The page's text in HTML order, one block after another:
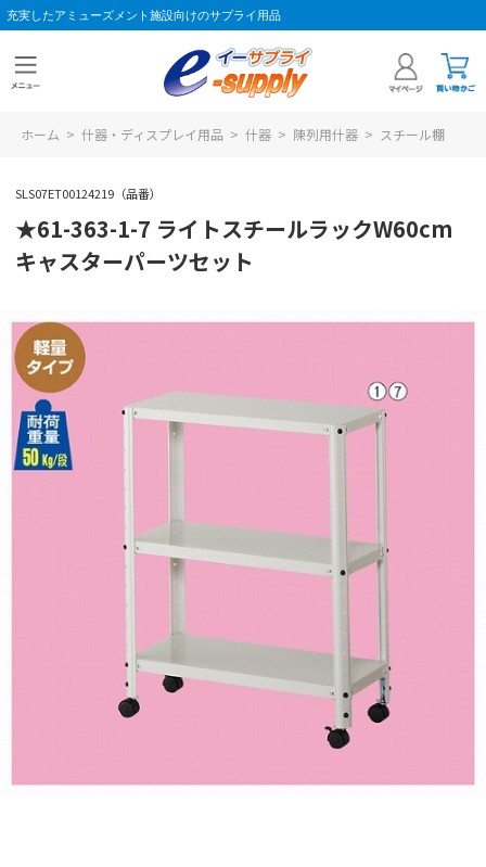
充実したアミューズメント施設向けのサプライ用品
ホーム > 什器・ディスプレイ用品 > 什器 > 陳列用什器 > スチール棚
SLS07ET00124219（品番）
★61-363-1-7 ライトスチールラックW60cm
キャスターパーツセット